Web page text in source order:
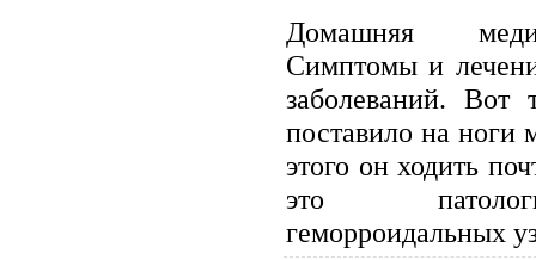
Домашняя
Симптомы и
заболеваний. Вот
поставило на
этого он ходить
это
геморроидальных